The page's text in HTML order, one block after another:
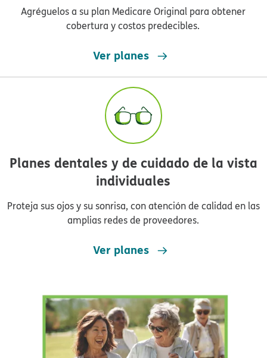
Agréguelos a su plan Medicare Original para obtener
cobertura y costos predecibles.​​
Ver planes​​
Planes dentales y de cuidado de la vista
individuales​​
Proteja sus ojos y su sonrisa, con atención de calidad en las
amplias redes de proveedores.​​
Ver planes​​